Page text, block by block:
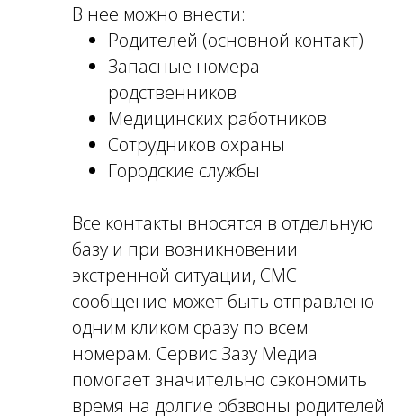
В нее можно внести:
Родителей (основной контакт)
Запасные номера
родственников
Медицинских работников
Сотрудников охраны
Городские службы
Все контакты вносятся в отдельную
базу и при возникновении
экстренной ситуации, СМС
cообщение может быть отправлено
одним кликом сразу по всем
номерам. Сервис Зазу Медиа
помогает значительно сэкономить
время на долгие обзвоны родителей